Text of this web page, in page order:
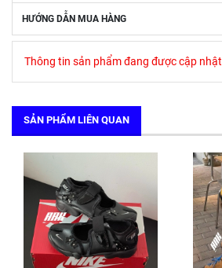
HƯỚNG DẪN MUA HÀNG
Thông tin sản phẩm đang được cập nhật
SẢN PHẨM LIÊN QUAN